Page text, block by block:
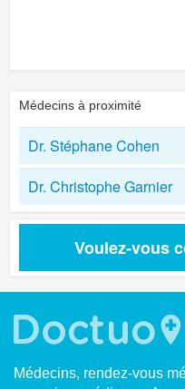
Médecins à proximité
Dr. Stéphane Cohen
Dr. Christophe Garnier
Voulez-vous
Médecins, rendez-vous